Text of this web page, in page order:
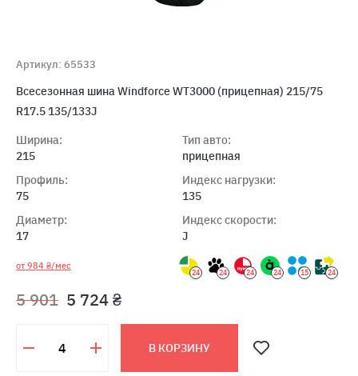
Артикул: 65533
Всесезонная шина Windforce WT3000 (прицепная) 215/75
R17.5 135/133J
Ширина:
215
Профиль:
75
Диаметр:
17
Тип авто:
прицепная
Индекс нагрузки:
135
Индекс скорости:
J
от 984 ₴/мес
24 24 24 24 15 24
5 901 5 724 ₴
В КОРЗИНУ